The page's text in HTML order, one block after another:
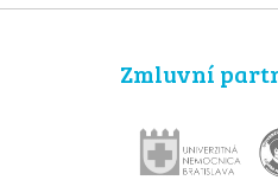
Zmluvní